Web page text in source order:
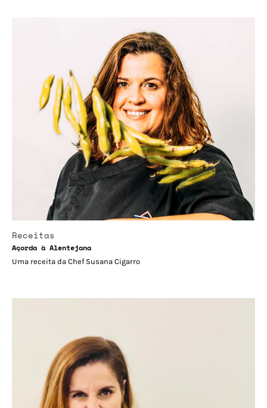
Receitas
Açorda à Alentejana
Uma receita da Chef Susana Cigarro